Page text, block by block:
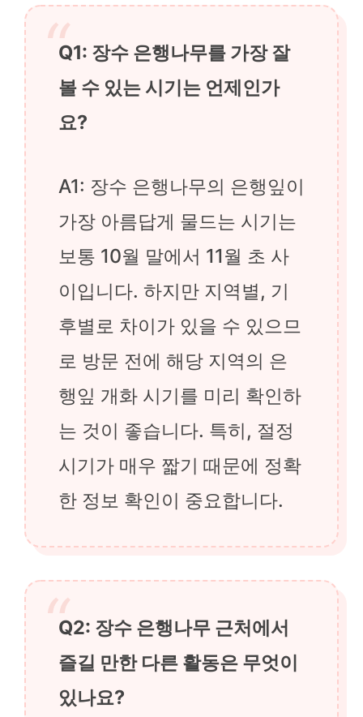
Q1: 장수 은행나무를 가장 잘
볼 수 있는 시기는 언제인가
요?
A1: 장수 은행나무의 은행잎이
가장 아름답게 물드는 시기는
보통 10월 말에서 11월 초 사
이입니다. 하지만 지역별, 기
후별로 차이가 있을 수 있으므
로 방문 전에 해당 지역의 은
행잎 개화 시기를 미리 확인하
는 것이 좋습니다. 특히, 절정
시기가 매우 짧기 때문에 정확
한 정보 확인이 중요합니다.
Q2: 장수 은행나무 근처에서
즐길 만한 다른 활동은 무엇이
있나요?